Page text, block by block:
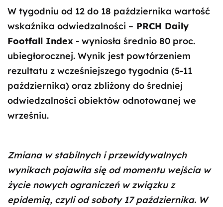
W tygodniu od 12 do 18 października wartość
wskaźnika odwiedzalności – PRCH Daily
Footfall Index - wyniosła średnio 80 proc.
ubiegłorocznej. Wynik jest powtórzeniem
rezultatu z wcześniejszego tygodnia (5-11
października) oraz zbliżony do średniej
odwiedzalności obiektów odnotowanej we
wrześniu.
Zmiana w stabilnych i przewidywalnych
wynikach pojawiła się od momentu wejścia w
życie nowych ograniczeń w związku z
epidemią, czyli od soboty 17 października. W